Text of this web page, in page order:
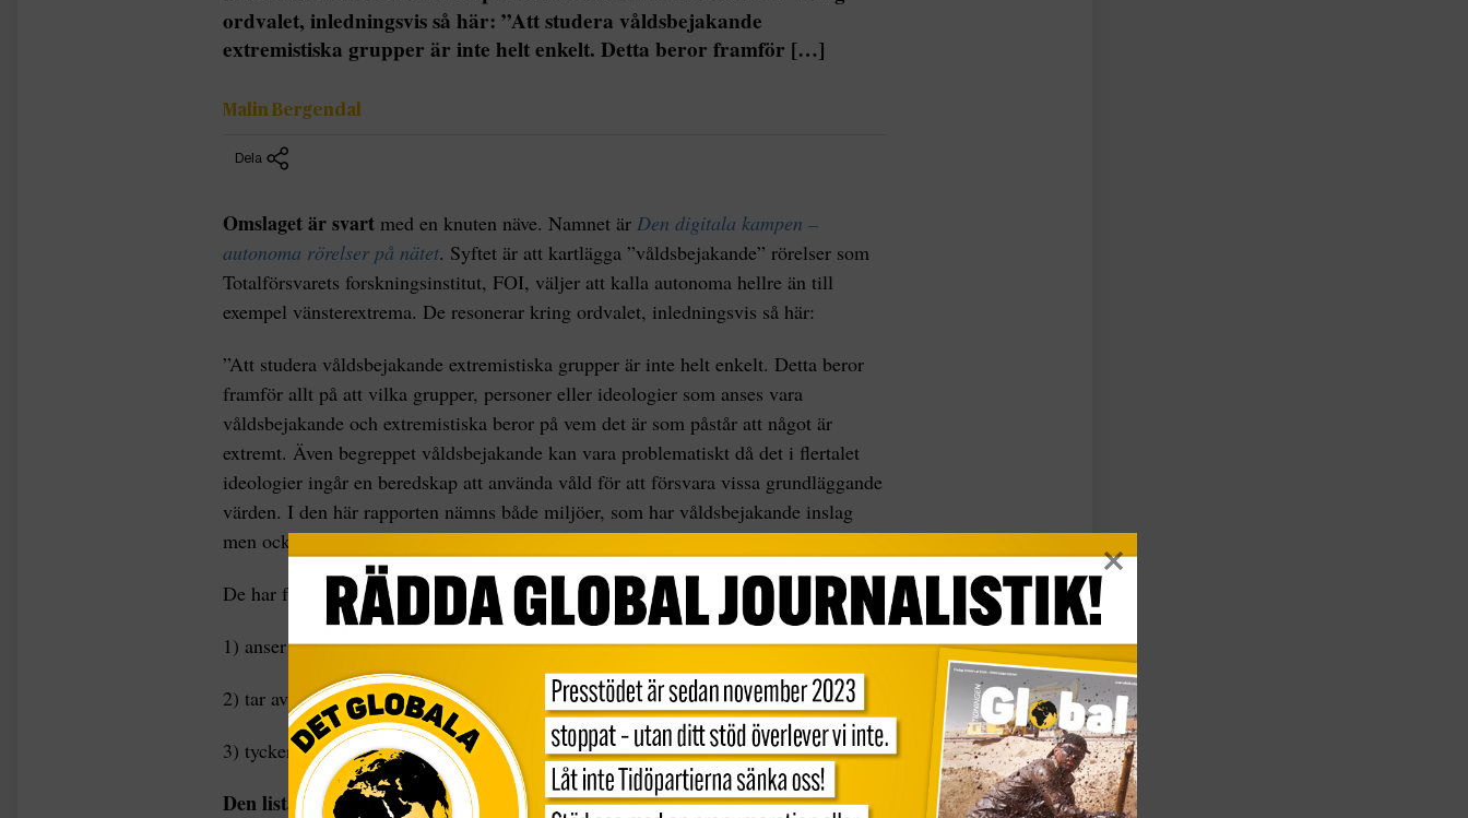
ordvalet, inledningsvis så här: ”Att studera våldsbejakande
extremistiska grupper är inte helt enkelt. Detta beror framför […]
Malin Bergendal
Dela
Omslaget är svart med en knuten näve. Namnet är Den digitala kampen –
autonoma rörelser på nätet. Syftet är att kartlägga ”våldsbejakande” rörelser som
Totalförsvarets forskningsinstitut, FOI, väljer att kalla autonoma hellre än till
exempel vänsterextrema. De resonerar kring ordvalet, inledningsvis så här:
”Att studera våldsbejakande extremistiska grupper är inte helt enkelt. Detta beror
framför allt på att vilka grupper, personer eller ideologier som anses vara
våldsbejakande och extremistiska beror på vem det är som påstår att något är
extremt. Även begreppet våldsbejakande kan vara problematiskt då det i flertalet
ideologier ingår en beredskap att använda våld för att försvara vissa grundläggande
värden. I den här rapporten nämns både miljöer, som har våldsbejakande inslag
men också miljöer som inte alls är våldsbejakande.”
De har fastnat för en definition av vad de vill åt, nämligen ideologier som
1) anser att det finns en konflikt på samhällsnivå mellan grupper
2) tar avstånd från och nedvärderar någon av dessa grupper och
3) tycker att det är okej att andra än polisen och militären använder våld.
Den listan lämnarmånga oklarheter kvar och FOI betonar dem så många gånger